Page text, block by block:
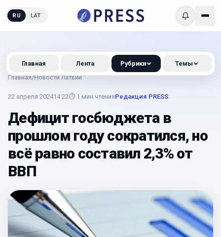
RU LAT
Главная/Новости Латвии
22 апреля 202414:22⏱ 1 мин чтенияРедакция PRESS
Дефицит госбюджета в
прошлом году сократился, но
всё равно составил 2,3% от
ВВП
Главная Лента Рубрики Темы